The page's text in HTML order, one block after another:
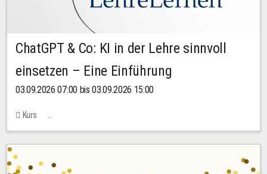
ChatGPT & Co: KI in der Lehre sinnvoll
einsetzen – Eine Einführung
03.09.2026 07:00 bis 03.09.2026 15:00
Kurs
Bachstraße 18k - SR 102 (Seminarraum Servicestelle LehreLernen)